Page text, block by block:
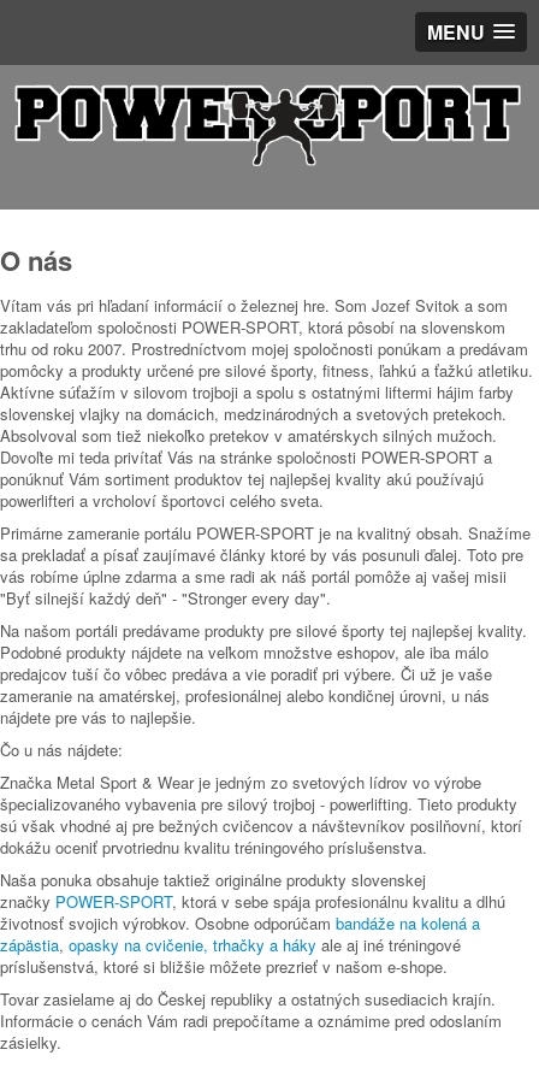
MENU
O nás
Vítam vás pri hľadaní informácií o železnej hre. Som Jozef Svitok a som
zakladateľom spoločnosti POWER-SPORT, ktorá pôsobí na slovenskom
trhu od roku 2007. Prostredníctvom mojej spoločnosti ponúkam a predávam
pomôcky a produkty určené pre silové športy, fitness, ľahkú a ťažkú atletiku.
Aktívne súťažím v silovom trojboji a spolu s ostatnými liftermi hájim farby
slovenskej vlajky na domácich, medzinárodných a svetových pretekoch.
Absolvoval som tiež niekoľko pretekov v amatérskych silných mužoch.
Dovoľte mi teda privítať Vás na stránke spoločnosti POWER-SPORT a
ponúknuť Vám sortiment produktov tej najlepšej kvality akú používajú
powerlifteri a vrcholoví športovci celého sveta.
Primárne zameranie portálu POWER-SPORT je na kvalitný obsah. Snažíme
sa prekladať a písať zaujímavé články ktoré by vás posunuli ďalej. Toto pre
vás robíme úplne zdarma a sme radi ak náš portál pomôže aj vašej misii
"Byť silnejší každý deň" - "Stronger every day".
Na našom portáli predávame produkty pre silové športy tej najlepšej kvality.
Podobné produkty nájdete na veľkom množstve eshopov, ale iba málo
predajcov tuší čo vôbec predáva a vie poradiť pri výbere. Či už je vaše
zameranie na amatérskej, profesionálnej alebo kondičnej úrovni, u nás
nájdete pre vás to najlepšie.
Čo u nás nájdete:
Značka Metal Sport & Wear je jedným zo svetových lídrov vo výrobe
špecializovaného vybavenia pre silový trojboj - powerlifting. Tieto produkty
sú však vhodné aj pre bežných cvičencov a návštevníkov posilňovní, ktorí
dokážu oceniť prvotriednu kvalitu tréningového príslušenstva.
Naša ponuka obsahuje taktiež originálne produkty slovenskej
značky POWER-SPORT, ktorá v sebe spája profesionálnu kvalitu a dlhú
životnosť svojich výrobkov. Osobne odporúčam bandáže na kolená a
zápästia, opasky na cvičenie, trhačky a háky ale aj iné tréningové
príslušenstvá, ktoré si bližšie môžete prezrieť v našom e-shope.
Tovar zasielame aj do Českej republiky a ostatných susediacich krajín.
Informácie o cenách Vám radi prepočítame a oznámime pred odoslaním
zásielky.